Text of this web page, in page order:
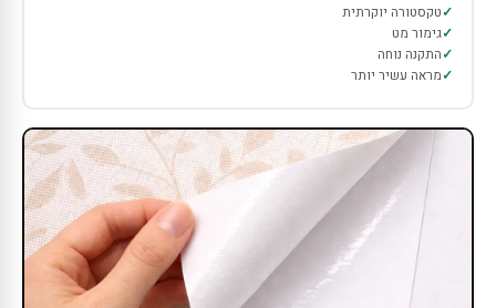
טקסטורה יוקרתית
גימור מט
התקנה נוחה
מראה עשיר יותר